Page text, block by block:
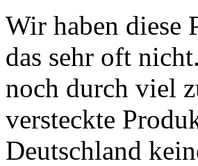
Wir haben diese
das sehr oft
noch durch viel
versteckte
Deutschland